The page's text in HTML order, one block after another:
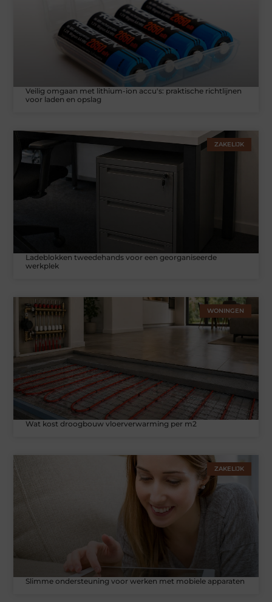
Veilig omgaan met lithium-ion accu's: praktische richtlijnen
voor laden en opslag
ZAKELIJK
Ladeblokken tweedehands voor een georganiseerde
werkplek
WONINGEN
Wat kost droogbouw vloerverwarming per m2
ZAKELIJK
Slimme ondersteuning voor werken met mobiele apparaten